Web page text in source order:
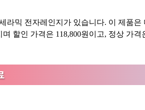
라믹 전자레인지가 있습니다. 이 제품은
할인 가격은 118,800원이고, 정상 가격